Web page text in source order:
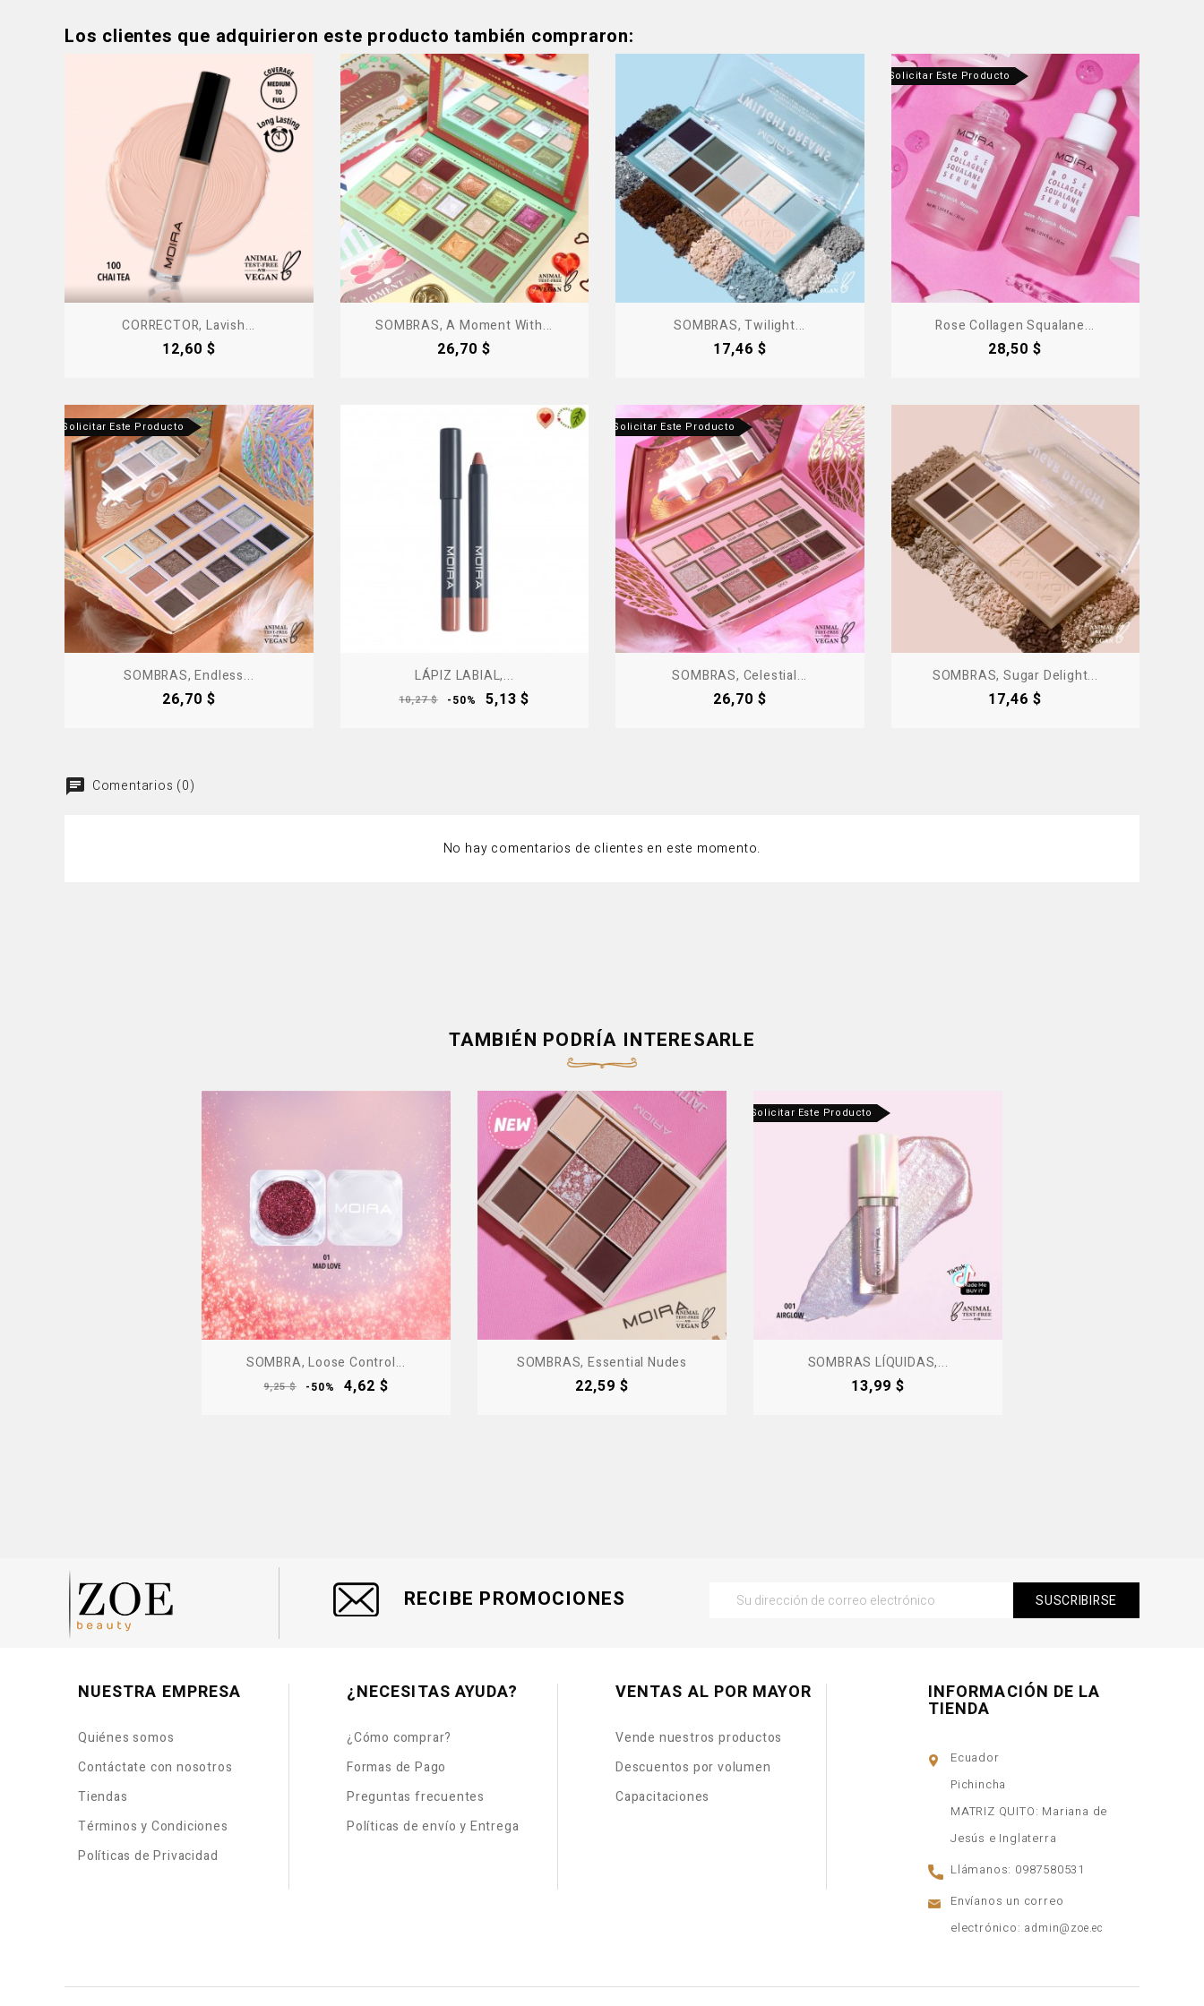
Los clientes que adquirieron este producto también compraron:
CORRECTOR, Lavish...
Precio
12,60 $
SOMBRAS, A Moment With...
Precio
26,70 $
SOMBRAS, Twilight...
Precio
17,46 $
Producto Fuera De Stock - Contáctanos Para Solicitar Este Producto
Rose Collagen Squalane...
Precio
28,50 $
Para Solicitar Este Producto
SOMBRAS, Endless...
Precio
26,70 $
-50%
LÁPIZ LABIAL,...
Precio
10,27 $ -50% Precio
5,13 $
Producto Fuera De Stock - Contáctanos Para Solicitar Este Producto
SOMBRAS, Celestial...
Precio
26,70 $
SOMBRAS, Sugar Delight...
Precio
17,46 $
Comentarios (0)
No hay comentarios de clientes en este momento.
TAMBIÉN PODRÍA INTERESARLE
SOMBRA, Loose Control...
Precio
9,25 $ -50% Precio
4,62 $
SOMBRAS, Essential Nudes
Precio
22,59 $
Producto Fuera De Stock - Contáctanos Para Solicitar Este Producto
SOMBRAS LÍQUIDAS,...
Precio
13,99 $
RECIBE PROMOCIONES
NUESTRA EMPRESA
Quiénes somos
Contáctate con nosotros
Tiendas
Términos y Condiciones
Políticas de Privacidad
¿NECESITAS AYUDA?
¿Cómo comprar?
Formas de Pago
Preguntas frecuentes
Políticas de envío y Entrega
VENTAS AL POR MAYOR
Vende nuestros productos
Descuentos por volumen
Capacitaciones
INFORMACIÓN DE LA
TIENDA
Ecuador
Pichincha
MATRIZ QUITO: Mariana de
Jesús e Inglaterra
Llámanos: 0987580531
Envíanos un correo
electrónico: admin@zoe.ec